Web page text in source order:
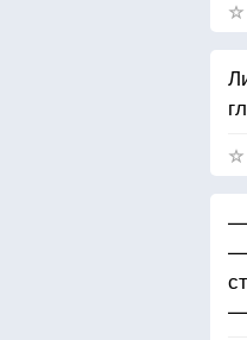
—
—
—